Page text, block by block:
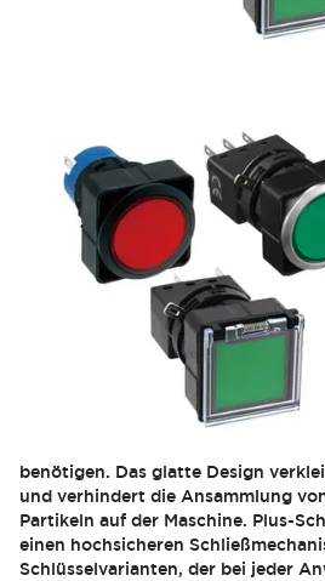
LW 25mm Flush
LW Silhouette-Schalter setzen mit
tollen Farben ein persönliches
Vorsprung von nur 2mm bei der
Schalttafel überzeugen diese
modernen Look und gewährleisten
Höchstmaß an Zuverlässigkeit.LW
perfekt für Branchen, die eine
benötigen. Das glatte Design
und verhindert die Ansammlung
Partikeln auf der Maschine. Plus-
einen hochsicheren
Schlüsselvarianten, der bei jeder